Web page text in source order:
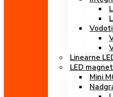
Linearne
LED
Mini